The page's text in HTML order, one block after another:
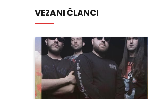
VEZANI ČLANCI